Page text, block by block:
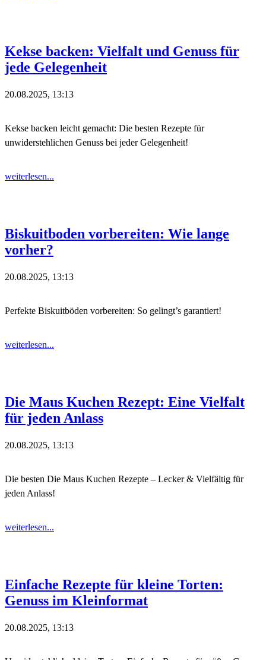
Kekse backen: Vielfalt und Genuss für
jede Gelegenheit
20.08.2025, 13:13
Kekse backen leicht gemacht: Die besten Rezepte für
unwiderstehlichen Genuss bei jeder Gelegenheit!
weiterlesen...
Biskuitboden vorbereiten: Wie lange
vorher?
20.08.2025, 13:13
Perfekte Biskuitböden vorbereiten: So gelingt’s garantiert!
weiterlesen...
Die Maus Kuchen Rezept: Eine Vielfalt
für jeden Anlass
20.08.2025, 13:13
Die besten Die Maus Kuchen Rezepte – Lecker & Vielfältig für
jeden Anlass!
weiterlesen...
Einfache Rezepte für kleine Torten:
Genuss im Kleinformat
20.08.2025, 13:13